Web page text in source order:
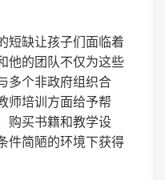
短缺让孩子们面临着
他的团队不仅为这些
多个非政府组织合
师培训方面给予帮
购买书籍和教学设
件简陋的环境下获得